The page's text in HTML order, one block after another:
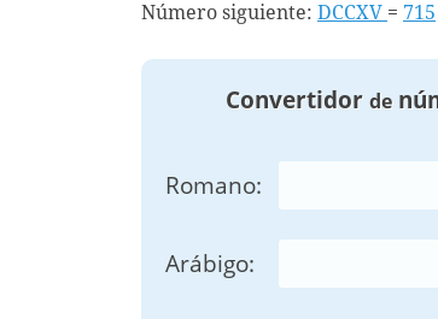
Número siguiente: DCCXV = 715
Convertidor de
Romano:
Arábigo: